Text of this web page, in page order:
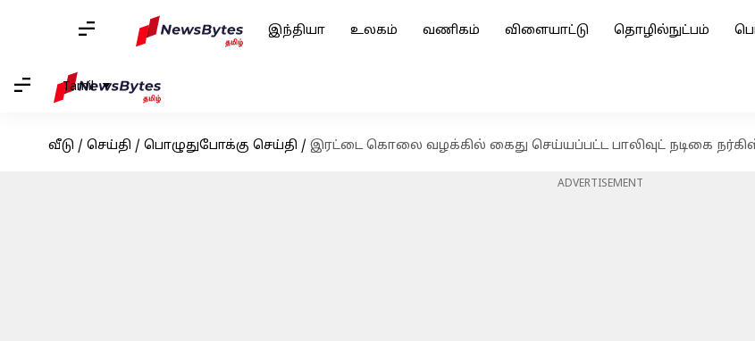
இந்தியா உலகம் வணிகம் விளையாட்டு தொழில்நுட்பம்
Tamil
வீடு / செய்தி / பொழுதுபோக்கு செய்தி / இரட்டை கொலை வழக்கில் கைது செய்யப்பட்ட பாலிவுட் நடிகை
ADVERTISEMENT